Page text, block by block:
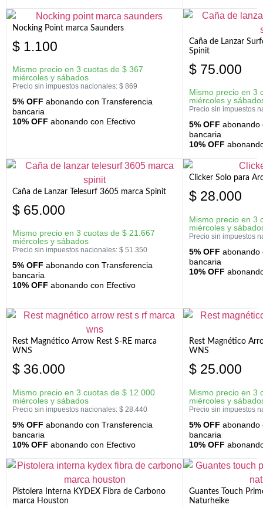
Nocking Point marca Saunders
$ 1.100
Mismo precio en 3 cuotas de $ 367
miércoles y sábados
Precio sin impuestos nacionales: $ 869
5% OFF abonando con Transferencia
bancaria
10% OFF abonando con Efectivo
Caña de Lanzar
Spinit
$ 75.000
Mismo precio en 3
miércoles y
Precio sin impuestos
5% OFF abonando
bancaria
10% OFF
Caña de Lanzar Telesurf 3605 marca Spinit
$ 65.000
Mismo precio en 3 cuotas de $ 21.667
miércoles y sábados
Precio sin impuestos nacionales: $ 51.350
5% OFF abonando con Transferencia
bancaria
10% OFF abonando con Efectivo
Clicker Solo para
$ 28.000
Mismo precio en 3
miércoles y
Precio sin impuestos
5% OFF abonando
bancaria
10% OFF
Rest Magnético Arrow Rest S-RE marca
WNS
$ 36.000
Mismo precio en 3 cuotas de $ 12.000
miércoles y sábados
Precio sin impuestos nacionales: $ 28.440
5% OFF abonando con Transferencia
bancaria
10% OFF abonando con Efectivo
Rest Magnético
WNS
$ 25.000
Mismo precio en 3
miércoles y
Precio sin impuestos
5% OFF abonando
bancaria
10% OFF
Pistolera Interna KYDEX Fibra de Carbono
marca Houston
Guantes Touch
Naturheike